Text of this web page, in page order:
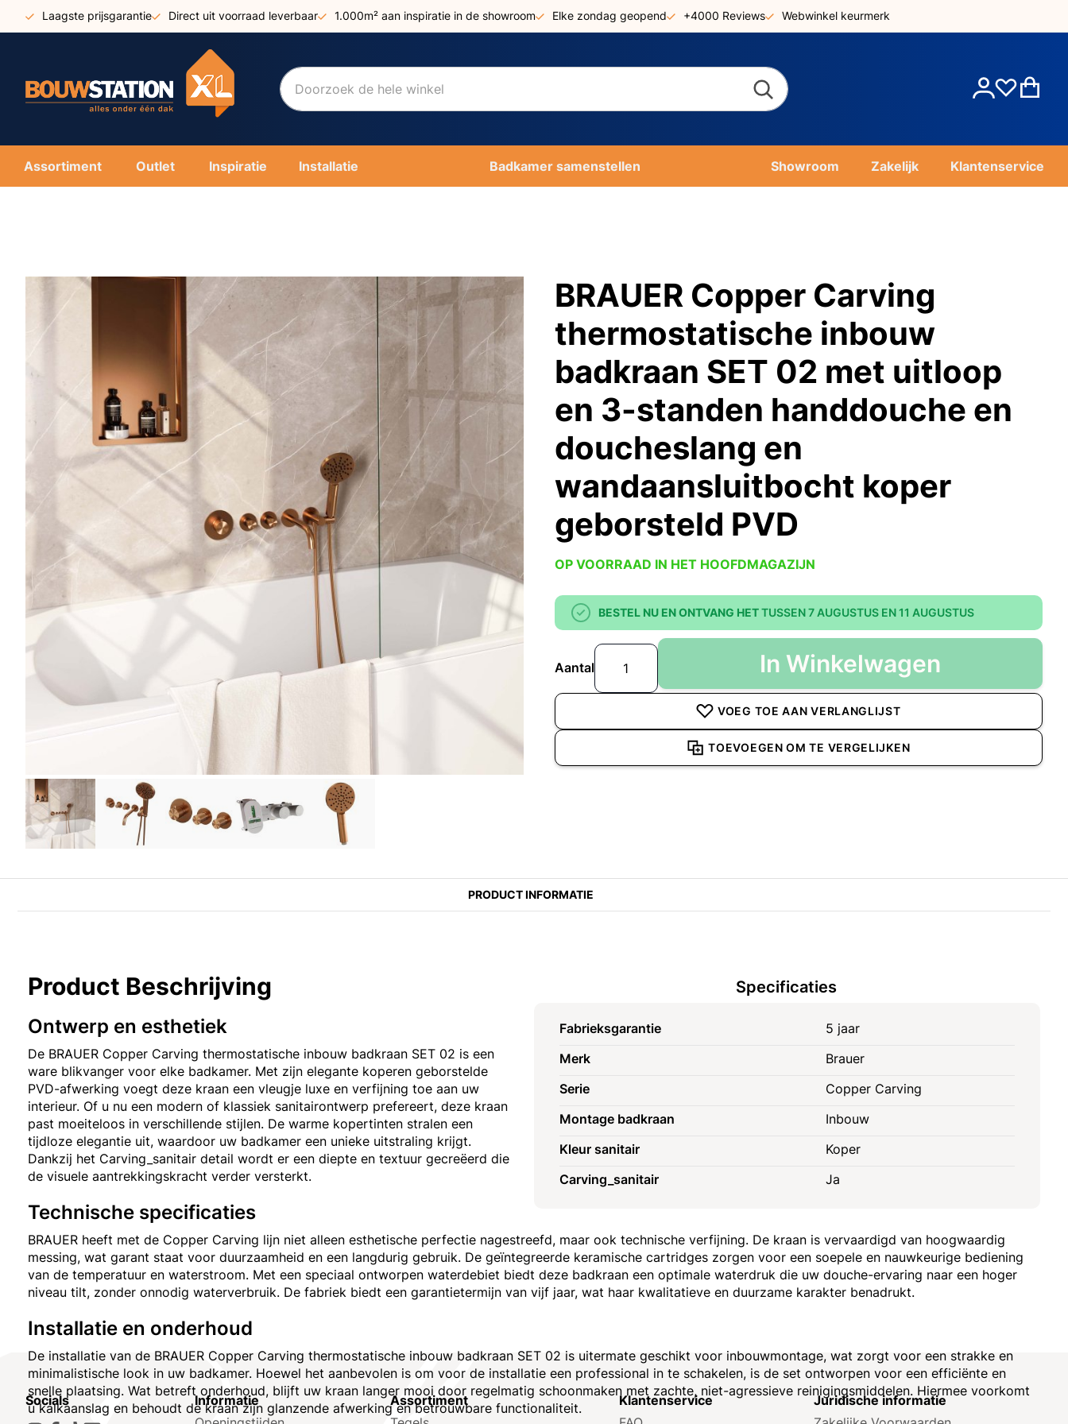
Ga
naar
Laagste prijsgarantie Direct uit voorraad leverbaar 1.000m² aan inspiratie in de showroom Elke zondag geopend +4000 Reviews Webwinkel keurmerk
Account
Assortiment Outlet Inspiratie Installatie Badkamer samenstellen Showroom Zakelijk Klantenservice
BRAUER Copper Carving
thermostatische inbouw
badkraan SET 02 met uitloop
en 3-standen handdouche en
doucheslang en
wandaansluitbocht koper
geborsteld PVD
OP VOORRAAD IN HET HOOFDMAGAZIJN
BESTEL NU EN ONTVANG HETTUSSEN 7 AUGUSTUS EN 11 AUGUSTUS
Aantal In Winkelwagen
VOEG TOE AAN VERLANGLIJST
TOEVOEGEN OM TE VERGELIJKEN
PRODUCT INFORMATIE
Specificaties
Fabrieksgarantie
5 jaar
Merk
Brauer
Serie
Copper Carving
Montage badkraan
Inbouw
Kleur sanitair
Koper
Carving_sanitair
Ja
Product Beschrijving
Ontwerp en esthetiek
De BRAUER Copper Carving thermostatische inbouw badkraan SET 02 is een
ware blikvanger voor elke badkamer. Met zijn elegante koperen geborstelde
PVD-afwerking voegt deze kraan een vleugje luxe en verfijning toe aan uw
interieur. Of u nu een modern of klassiek sanitairontwerp prefereert, deze kraan
past moeiteloos in verschillende stijlen. De warme kopertinten stralen een
tijdloze elegantie uit, waardoor uw badkamer een unieke uitstraling krijgt.
Dankzij het Carving_sanitair detail wordt er een diepte en textuur gecreëerd die
de visuele aantrekkingskracht verder versterkt.
Technische specificaties
BRAUER heeft met de Copper Carving lijn niet alleen esthetische perfectie nagestreefd, maar ook technische verfijning. De kraan is vervaardigd van hoogwaardig
messing, wat garant staat voor duurzaamheid en een langdurig gebruik. De geïntegreerde keramische cartridges zorgen voor een soepele en nauwkeurige bediening
van de temperatuur en waterstroom. Met een speciaal ontworpen waterdebiet biedt deze badkraan een optimale waterdruk die uw douche-ervaring naar een hoger
niveau tilt, zonder onnodig waterverbruik. De fabriek biedt een garantietermijn van vijf jaar, wat haar kwalitatieve en duurzame karakter benadrukt.
Installatie en onderhoud
De installatie van de BRAUER Copper Carving thermostatische inbouw badkraan SET 02 is uitermate geschikt voor inbouwmontage, wat zorgt voor een strakke en
minimalistische look in uw badkamer. Hoewel het aanbevolen is om voor de installatie een professional in te schakelen, is de set ontworpen voor een efficiënte en
snelle plaatsing. Wat betreft onderhoud, blijft uw kraan langer mooi door regelmatig schoonmaken met zachte, niet-agressieve reinigingsmiddelen. Hiermee voorkomt
u kalkaanslag en behoudt de kraan zijn glanzende afwerking en betrouwbare functionaliteit.
Socials
Informatie
Assortiment
Klantenservice
Juridische informatie